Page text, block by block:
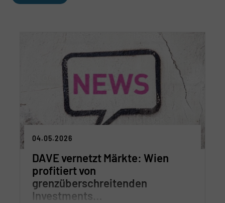
04.05.2026
DAVE vernetzt Märkte: Wien
profitiert von
grenzüberschreitenden
Investments…